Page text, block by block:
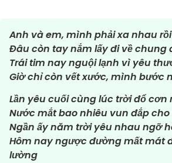
Anh và em, mình phải xa nhau rồi
Đâu còn tay nắm lấy đi về chung
Trái tim nay nguội lạnh vì yêu
Giờ chỉ còn vết xước, mình bước
Lần yêu cuối cùng lúc trời đổ cơn
Nước mắt bao nhiêu vun đắp
Ngần ấy năm trời yêu nhau ngỡ
Hôm nay ngược đường mất mát
lường